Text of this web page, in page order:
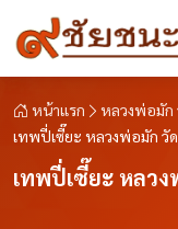
หน้าแรก
หลวงพ่อมัก
เทพปี่เซี๊ยะ หลวงพ่อมัก วัด
เทพปี่เซี๊ยะ หลวง